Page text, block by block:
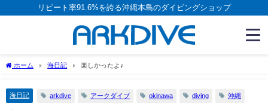
リピート率91.6%を誇る沖縄本島のダイビングショップ
ホーム 海日記 楽しかったよ♪
海日記 arkdive アークダイブ okinawa diving 沖縄